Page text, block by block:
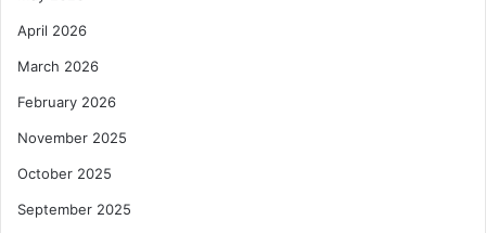
April 2026
March 2026
February 2026
November 2025
October 2025
September 2025